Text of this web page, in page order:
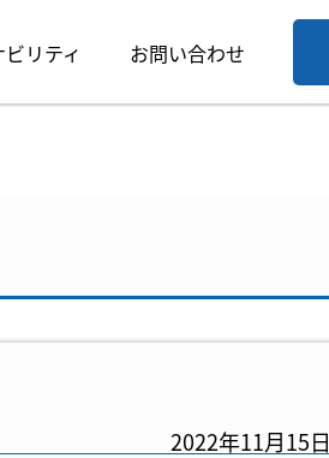
リティ お問い合わせ
2022年11月15日